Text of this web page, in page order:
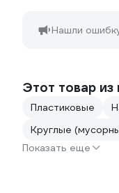
Нашли
Этот товар
Пластиковые
Круглые
Показать еще